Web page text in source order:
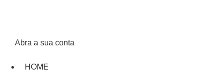
Abra a sua conta
HOME